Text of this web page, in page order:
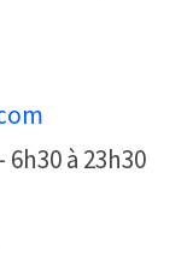
à 23h30